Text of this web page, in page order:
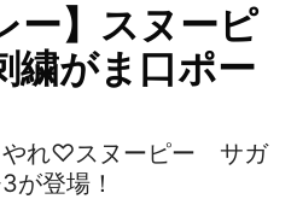
ー】スヌーピ
がま口ポー
やれ♡スヌーピー サガ
が登場！